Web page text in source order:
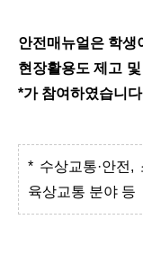
안전매뉴얼은 학생
현장활용도 제고
*가 참여하였습니
* 수상교통·안전,
육상교통 분야 등